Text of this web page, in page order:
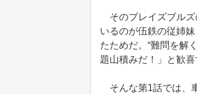
そのブレイズブルズ
いるのが伍鉄の従姉
たためだ。“難問を解
題山積みだ！」と歓
そんな第1話では、